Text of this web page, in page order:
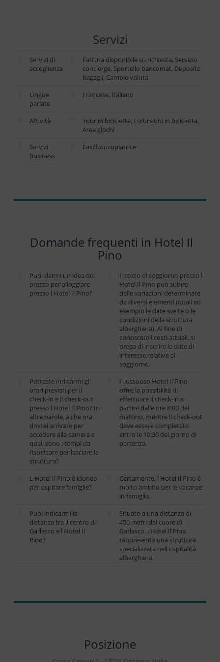
Servizi
Servizi di
accoglienza
Fattura disponibile su richiesta, Servizio
concierge, Sportello bancomat, Deposito
bagagli, Cambio valuta
Lingue
parlate
Francese, Italiano
Attività
Tour in bicicletta, Escursioni in bicicletta,
Area giochi
Servizi
business
Fax/fotocopiatrice
Domande frequenti in Hotel Il
Pino
Puoi darmi un idea del
prezzo per alloggiare
presso l Hotel Il Pino?
Il costo di soggiorno presso l
Hotel Il Pino può subire
delle variazioni determinate
da diversi elementi (quali ad
esempio le date scelte o le
condizioni della struttura
alberghiera). Al fine di
conoscere i costi attuali, si
prega di inserire le date di
interesse relative al
soggiorno.
Potreste indicarmi gli
orari previsti per il
check-in e il check-out
presso l Hotel Il Pino? In
altre parole, a che ora
dovrei arrivare per
accedere alla camera e
quali sono i tempi da
rispettare per lasciare la
struttura?
Il lussuoso Hotel Il Pino
offre la possibilità di
effettuare il check-in a
partire dalle ore 8:00 del
mattino, mentre il check-out
deve essere completato
entro le 10:30 del giorno di
partenza.
L Hotel Il Pino è idoneo
per ospitare famiglie?
Certamente, l Hotel Il Pino è
molto ambito per le vacanze
in famiglia.
Puoi indicarmi la
distanza tra il centro di
Garlasco e l Hotel Il
Pino?
Situato a una distanza di
450 metri dal cuore di
Garlasco, l Hotel Il Pino
rappresenta una struttura
specializzata nell ospitalità
alberghiera.
Posizione